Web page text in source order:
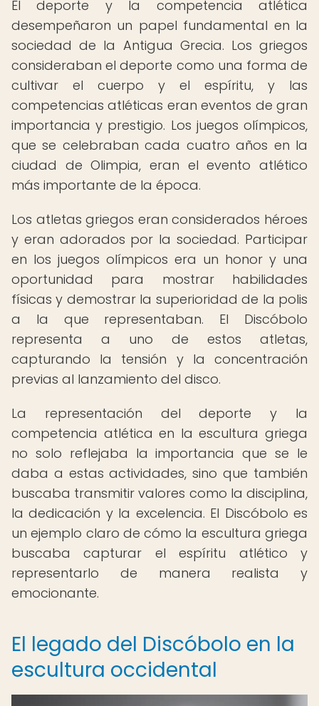
El deporte y la competencia atlética
desempeñaron un papel fundamental en la
sociedad de la Antigua Grecia. Los griegos
consideraban el deporte como una forma de
cultivar el cuerpo y el espíritu, y las
competencias atléticas eran eventos de gran
importancia y prestigio. Los juegos olímpicos,
que se celebraban cada cuatro años en la
ciudad de Olimpia, eran el evento atlético
más importante de la época.
Los atletas griegos eran considerados héroes
y eran adorados por la sociedad. Participar
en los juegos olímpicos era un honor y una
oportunidad para mostrar habilidades
físicas y demostrar la superioridad de la polis
a la que representaban. El Discóbolo
representa a uno de estos atletas,
capturando la tensión y la concentración
previas al lanzamiento del disco.
La representación del deporte y la
competencia atlética en la escultura griega
no solo reflejaba la importancia que se le
daba a estas actividades, sino que también
buscaba transmitir valores como la disciplina,
la dedicación y la excelencia. El Discóbolo es
un ejemplo claro de cómo la escultura griega
buscaba capturar el espíritu atlético y
representarlo de manera realista y
emocionante.
El legado del Discóbolo en la
escultura occidental